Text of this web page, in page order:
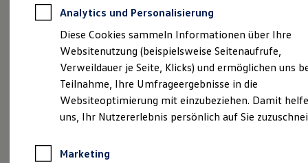
Autokredit mit Schlussrate
Versicherungen und Garantien
Kfz-Versicherung
Restschuldversicherungen
Garantien
Wartungsverträge
Geschäftskunden
Professional Class bei Volkswagen
Großkunden
Behörden
Anpfiff zum Gewinn
Impressum & Rechtliches
Analytics und Personalisierung
Diese Cookies sammeln Informationen über Ihre
Websitenutzung (beispielsweise Seitenaufrufe,
Verweildauer je Seite, Klicks) und ermöglichen uns
Teilnahme, Ihre Umfrageergebnisse in die
Websiteoptimierung mit einzubeziehen. Damit
uns, Ihr Nutzererlebnis persönlich auf Sie
Marketing